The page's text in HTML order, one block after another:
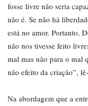
fosse livre não seria
não é. Se não há
está no amor. Portanto,
não nos tivesse feito
mal mas não para o mal
não efeito da criação”,
Na abordagem que a